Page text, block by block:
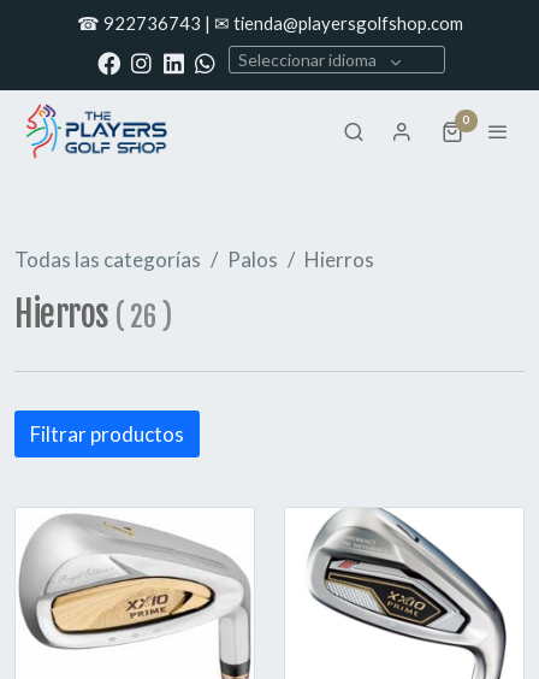
☎ 922736743 | ✉ tienda@playersgolfshop.com
Seleccionar idioma
0
Todas las categorías Palos Hierros
Hierros ( 26 )
Filtrar productos